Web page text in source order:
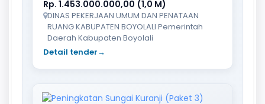
Rp. 1.453.000.000,00 (1,0 M)
DINAS PEKERJAAN UMUM DAN PENATAAN
RUANG KABUPATEN BOYOLALI Pemerintah
Daerah Kabupaten Boyolali
Detail tender→